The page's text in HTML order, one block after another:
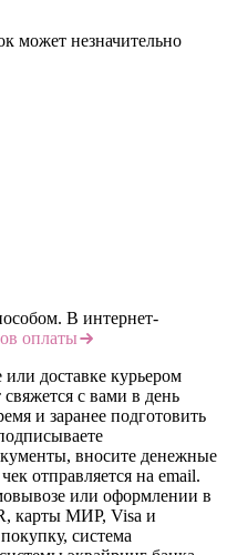
может незначительно
В интернет-
оплаты
доставке курьером
с вами в день
и заранее подготовить
вносите денежные
отправляется на email.
или оформлении в
карты МИР, Visa и
система